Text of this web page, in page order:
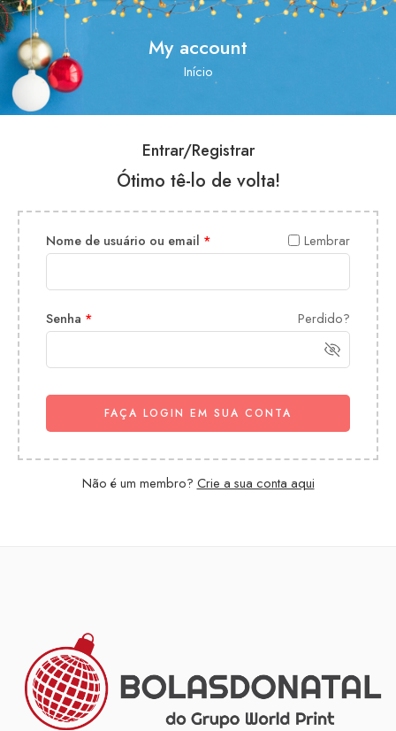
My account
Início
Entrar/Registrar
Ótimo tê-lo de volta!
Nome de usuário ou email * Lembrar
Senha * Perdido?
FAÇA LOGIN EM SUA CONTA
Não é um membro? Crie a sua conta aqui